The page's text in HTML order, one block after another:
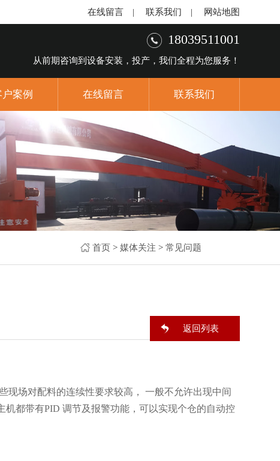
在线留言 | 联系我们 | 网站地图
18039511001
从前期咨询到设备安装，投产，我们全程为您服务！
案例 在线留言 联系我们
首页> 媒体关注 > 常见问题
返回列表
场对配料的连续性要求较高， 一般不允许出现中间
都带有PID 调节及报警功能，可以实现个仓的自动控